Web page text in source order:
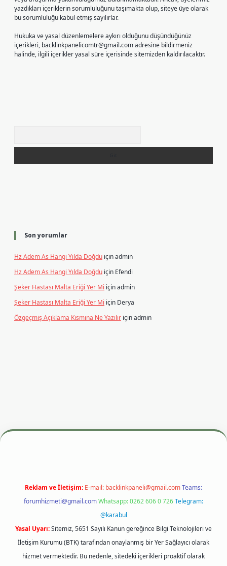
yazdıkları içeriklerin sorumluluğunu taşımakta olup, siteye üye olarak
bu sorumluluğu kabul etmiş sayılırlar.
Hukuka ve yasal düzenlemelere aykırı olduğunu düşündüğünüz
içerikleri, backlinkpanelicomtr@gmail.comadresine bildirmeniz
halinde, ilgili içerikler yasal süre içerisinde sitemizden kaldırılacaktır.
Son yorumlar
Hz Adem As Hangi Yılda Doğdu içinadmin
Hz Adem As Hangi Yılda Doğdu için Efendi
Şeker Hastası Malta Eriği Yer Mi içinadmin
Şeker Hastası Malta Eriği Yer Mi için Derya
Özgeçmiş Açıklama Kısmına Ne Yazılır içinadmin
betexper.xyzm elexbet
Reklam ve İletişim: E-mail: backlinkpaneli@gmail.comTeams:
forumhizmeti@gmail.comWhatsapp: 0262 606 0 726Telegram:
@karabul
Yasal Uyarı:Sitemiz, 5651 Sayılı Kanun gereğince Bilgi Teknolojileri ve
İletişim Kurumu (BTK) tarafından onaylanmış bir Yer Sağlayıcı olarak
hizmet vermektedir. Bu nedenle, sitedeki içerikleri proaktif olarak